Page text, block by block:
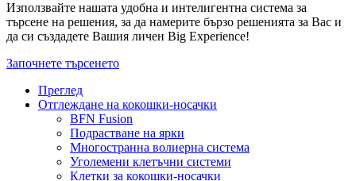
Използвайте нашата удобна и интелигентна система за
търсене на решения, за да намерите бързо решенията за Вас и
да си създадете Вашия личен Big Experience!
Започнете търсенето
Преглед
Отглеждане на кокошки-носачки
BFN Fusion
Подрастване на ярки
Многостранна волиерна система
Уголемени клетъчни системи
Клетки за кокошки-носачки